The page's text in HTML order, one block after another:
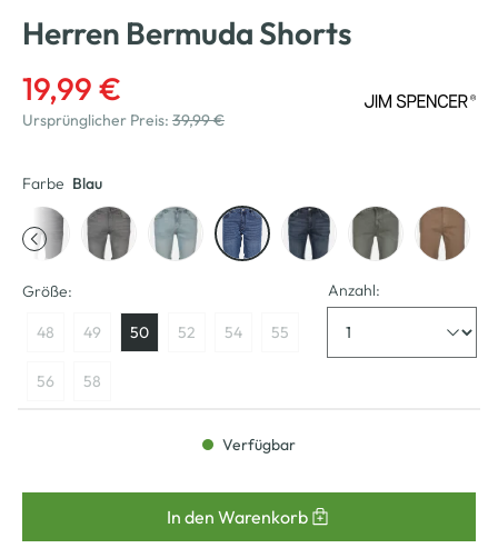
Herren Bermuda Shorts
19,99 €
Ursprünglicher Preis: 39,99 €
Farbe Blau
Größe:
48 49 50 52 54 55
56 58
Anzahl:
Verfügbar
In den Warenkorb